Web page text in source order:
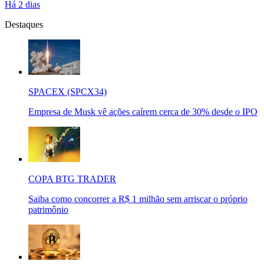
Há 2 dias
Destaques
SPACEX (SPCX34)
Empresa de Musk vê ações caírem cerca de 30% desde o IPO
COPA BTG TRADER
Saiba como concorrer a R$ 1 milhão sem arriscar o próprio
patrimônio